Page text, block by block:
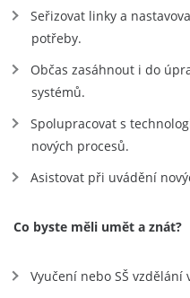
Seřizovat linky a
potřeby.
Občas zasáhnout i do
systémů.
Spolupracovat s
nových procesů.
Asistovat při uvádění
Co byste měli umět a znát?
Vyučení nebo SŠ